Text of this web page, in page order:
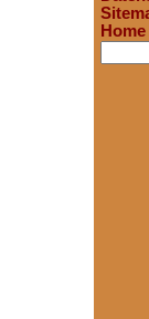
Home